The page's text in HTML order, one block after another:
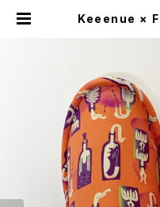
Keeenue ×